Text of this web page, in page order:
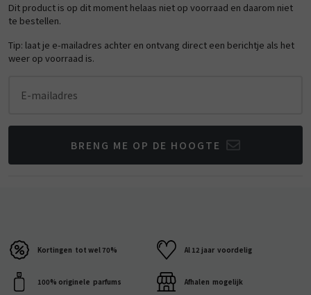
Dit product is op dit moment helaas niet op voorraad en daarom niet
te bestellen.
Tip: laat je e-mailadres achter en ontvang direct een berichtje als het
weer op voorraad is.
E-mailadres
BRENG ME OP DE HOOGTE
Kortingen tot wel 70% Al 12 jaar voordelig
100% originele parfums Afhalen mogelijk